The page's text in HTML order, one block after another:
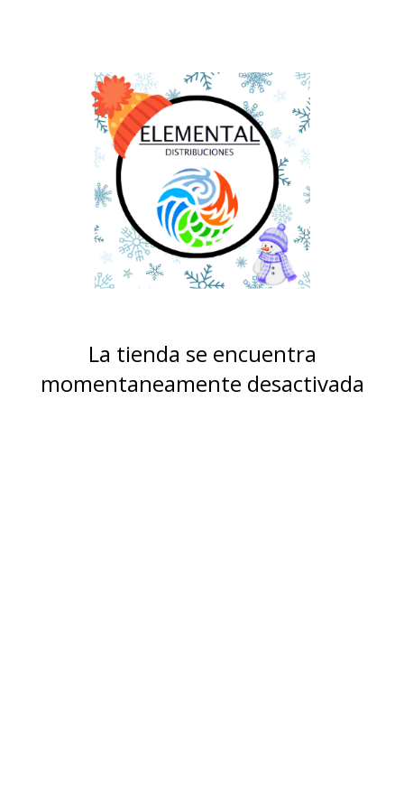
La tienda se encuentra
momentaneamente desactivada